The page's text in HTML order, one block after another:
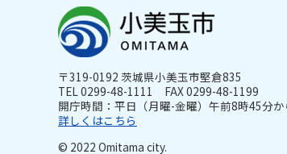
〒319-0192 茨城県小美玉市堅倉835
TEL 0299-48-1111 FAX 0299-48-1199
開庁時間：平日（月曜-金曜）午前8時45分
詳しくはこちら
© 2022 Omitama city.